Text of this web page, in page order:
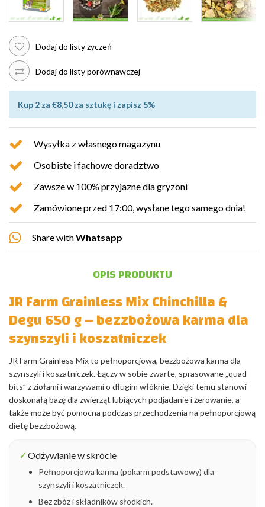
Dodaj do listy życzeń
Dodaj do listy porównawczej
Kup 2 za €8,50 za sztukę i zapisz 5%
Wysyłka z własnego magazynu
Osobiste i fachowe doradztwo
Zawsze w 100% przyjazne dla gryzoni
Zamówione przed 17:00, wysłane tego samego dnia!
Share withWhatsapp
OPIS PRODUKTU
JR Farm Grainless Mix Chinchilla &
Degu 650 g – bezzbożowa karma dla
szynszyli i koszatniczek
JR Farm Grainless Mix to pełnoporcjowa, bezzbożowa karma dla
szynszyli i koszatniczek. Łączy w sobie zwarte, sprasowane „quad
bits” z ziołami i warzywami o długim włóknie. Dzięki temu stanowi
doskonałą bazę dla zwierząt lubiących podjadanie i żerowanie, a
także może być pomocna podczas przechodzenia na pełnoporcjową
dietę bezzbożową.
✓Odżywianie w skrócie
Pełnoporcjowa karma (pokarm podstawowy) dla
szynszyli i koszatniczek.
Bez zbóż i składników słodkich.